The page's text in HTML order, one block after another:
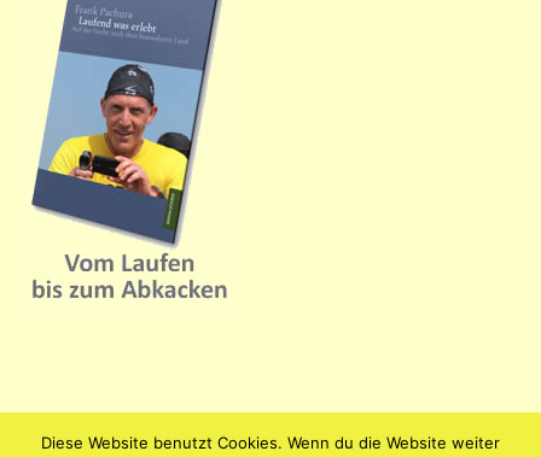
Diese Website benutzt Cookies. Wenn du die Website weiter